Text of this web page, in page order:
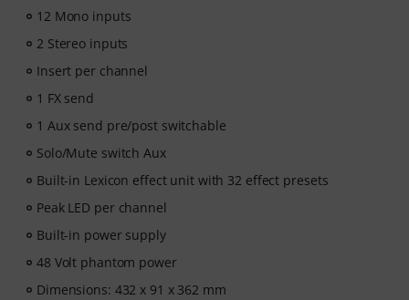
12 Mono inputs
2 Stereo inputs
Insert per channel
1 FX send
1 Aux send pre/post switchable
Solo/Mute switch Aux
Built-in Lexicon effect unit with 32 effect presets
Peak LED per channel
Built-in power supply
48 Volt phantom power
Dimensions: 432 x 91 x 362 mm